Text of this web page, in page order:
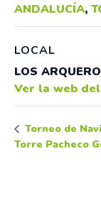
ANDALUCÍA,
LOCAL
LOS
Ver la web
Torneo de
Torre Pacheco